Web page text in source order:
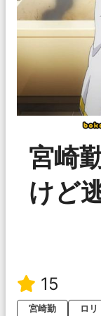
宮崎
けど
15
宮崎勤
ロリ